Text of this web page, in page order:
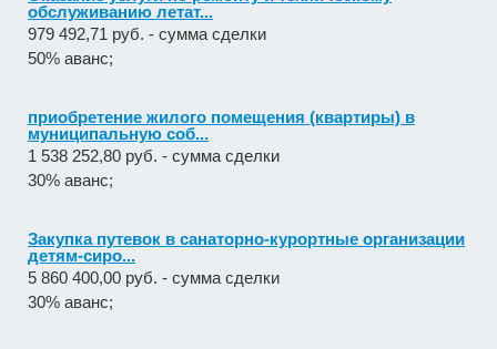
обслуживанию летат...
979 492,71 руб. - сумма сделки
50% аванс;
приобретение жилого помещения (квартиры) в
муниципальную соб...
1 538 252,80 руб. - сумма сделки
30% аванс;
Закупка путевок в санаторно-курортные организации
детям-сиро...
5 860 400,00 руб. - сумма сделки
30% аванс;